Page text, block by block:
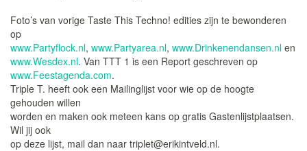
Foto’s van vorige Taste This Techno! edities zijn te bewonderen
op
www.Partyflock.nl, www.Partyarea.nl, www.Drinkenendansen.nl en
www.Wesdex.nl. Van TTT 1 is een Report geschreven op
www.Feestagenda.com.
Triple T. heeft ook een Mailinglijst voor wie op de hoogte
gehouden willen
worden en maken ook meteen kans op gratis Gastenlijstplaatsen.
Wil jij ook
op deze lijst, mail dan naar triplet@erikintveld.nl.